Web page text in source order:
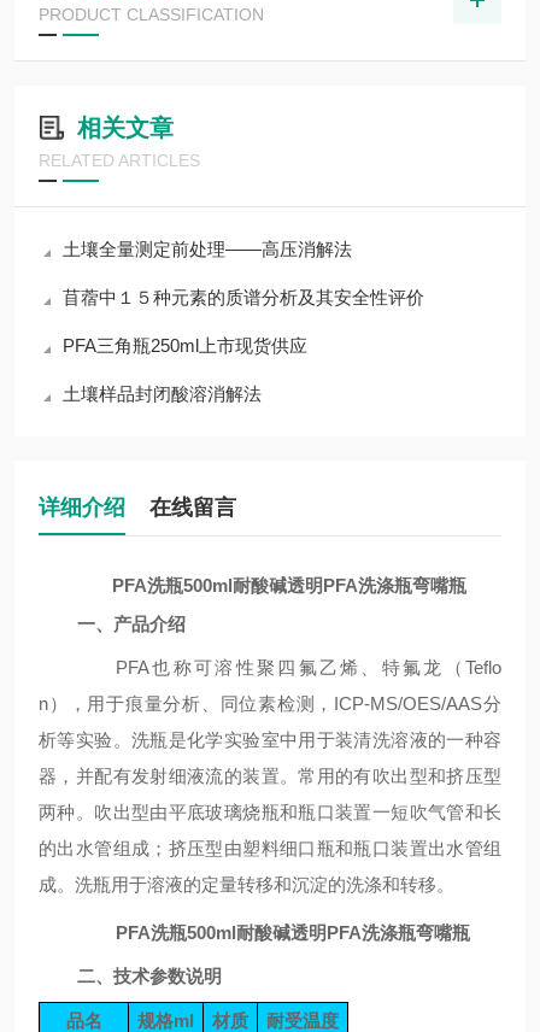
PRODUCT CLASSIFICATION
相关文章
RELATED ARTICLES
土壤全量测定前处理——高压消解法
苜蓿中１５种元素的质谱分析及其安全性评价
PFA三角瓶250ml上市现货供应
土壤样品封闭酸溶消解法
详细介绍 在线留言
PFA洗瓶500ml耐酸碱透明PFA洗涤瓶弯嘴瓶
一、产品介绍
PFA也称可溶性聚四氟乙烯、特氟龙（Teflo
n）， 用于痕量分析、同位素检测， ICP-MS/OES/AAS分
析等实验 。洗瓶是化学实验室中用于装清洗溶液的一种容
器，并配有发射细液流的装置。常用的有吹出型和挤压型
两种。吹出型由平底玻璃烧瓶和瓶口装置一短吹气管和长
的出水管组成；挤压型由塑料细口瓶和瓶口装置出水管组
成。洗瓶用于溶液的定量转移和沉淀的洗涤和转移。
PFA洗瓶500ml耐酸碱透明PFA洗涤瓶弯嘴瓶
二、技术参数说明
品名 规格ml 材质 耐受温度